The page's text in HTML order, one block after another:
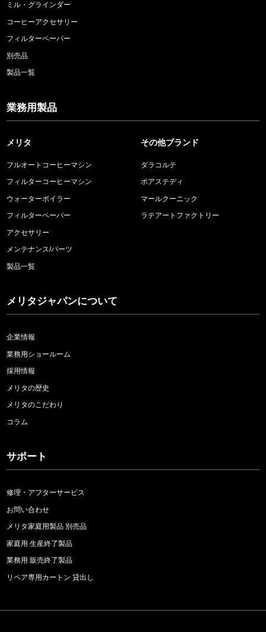
ミル・グラインダー
コーヒーアクセサリー
フィルターペーパー
別売品
製品一覧
業務用製品
メリタ
フルオートコーヒーマシン
フィルターコーヒーマシン
ウォーターボイラー
フィルターペーパー
アクセサリー
メンテナンス/パーツ
製品一覧
その他ブランド
ダラコルテ
ポアステディ
マールクーニック
ラテアートファクトリー
メリタジャパンについて
企業情報
業務用ショールーム
採用情報
メリタの歴史
メリタのこだわり
コラム
サポート
修理・アフターサービス
お問い合わせ
メリタ家庭用製品 別売品
家庭用 生産終了製品
業務用 販売終了製品
リペア専用カートン 貸出し